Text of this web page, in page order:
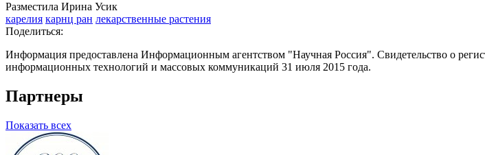
Разместила Ирина Усик
карелия карнц ран лекарственные растения
Поделиться:
Информация предоставлена Информационным агентством "Научная Россия". Свидетельство о
информационных технологий и массовых коммуникаций 31 июля 2015 года.
Партнеры
Показать всех